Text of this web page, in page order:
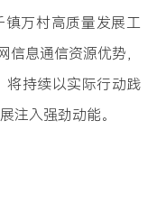
镇万村高质量发展工
息通信资源优势，
将持续以实际行动践
注入强劲动能。